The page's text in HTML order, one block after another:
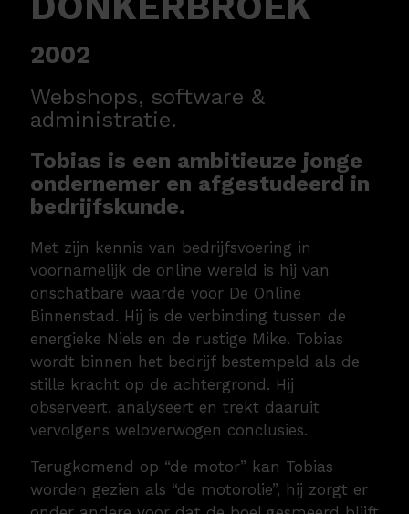
2002
Webshops, software &
administratie.
Tobias is een ambitieuze jonge
ondernemer en afgestudeerd in
bedrijfskunde.
Met zijn kennis van bedrijfsvoering in
voornamelijk de online wereld is hij van
onschatbare waarde voor De Online
Binnenstad. Hij is de verbinding tussen de
energieke Niels en de rustige Mike. Tobias
wordt binnen het bedrijf bestempeld als de
stille kracht op de achtergrond. Hij
observeert, analyseert en trekt daaruit
vervolgens weloverwogen conclusies.
Terugkomend op “de motor” kan Tobias
worden gezien als “de motorolie”, hij zorgt er